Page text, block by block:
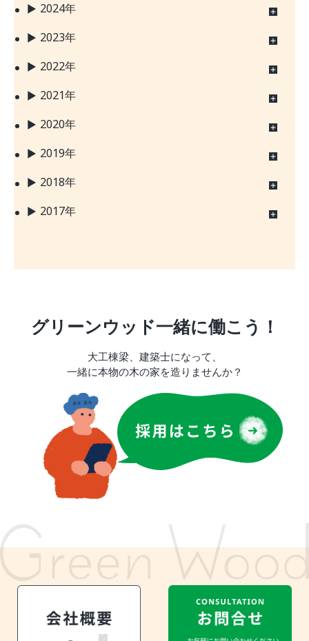
2024年
2023年
2022年
2021年
2020年
2019年
2018年
2017年
グリーンウッド一緒に働こう！
大工棟梁、建築士になって、
一緒に本物の木の家を造りませんか？